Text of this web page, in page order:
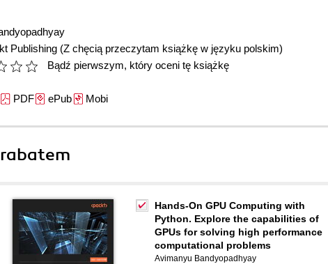
Publishing (Z chęcią przeczytam książkę w języku polskim)
Bądź pierwszym, który oceni tę książkę
PDFePubMobi
Hands-On GPU Computing with
Python. Explore the capabilities of
GPUs for solving high performance
computational problems
Avimanyu Bandyopadhyay